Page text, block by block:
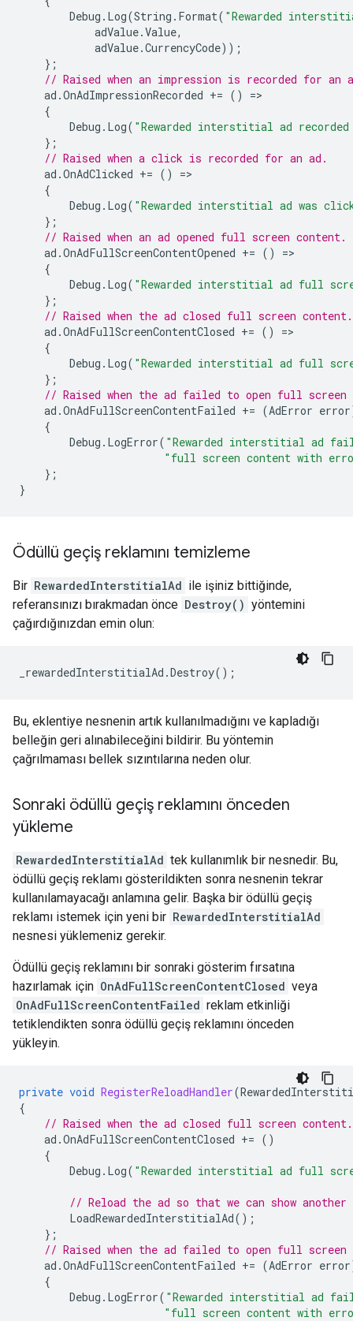
Debug . Log(String . Format( "Rewarded
adValue.Value,
adValue.CurrencyCode));
};
// Raised when an impression is recorded for an
ad .OnAdImpressionRecorded += () =
{
Debug . Log( "Rewarded interstitial ad
};
// Raised when a click is recorded for an ad.
ad .OnAdClicked += () =
{
Debug . Log( "Rewarded interstitial ad was
};
// Raised when an ad opened full screen content.
ad .OnAdFullScreenContentOpened += () =
{
Debug . Log( "Rewarded interstitial ad full
};
// Raised when the ad closed full screen content.
ad .OnAdFullScreenContentClosed += () =
{
Debug . Log( "Rewarded interstitial ad full
};
// Raised when the ad failed to open full screen
ad .OnAdFullScreenContentFailed += (AdError error
{
Debug . LogError( "Rewarded interstitial ad
"full screen content with
};
}
Ödüllü geçiş reklamını temizleme
Bir RewardedInterstitialAd ile işiniz bittiğinde,
referansınızı bırakmadan önce Destroy() yöntemini
çağırdığınızdan emin olun:
_rewardedInterstitialAd .Destroy();
Bu, eklentiye nesnenin artık kullanılmadığını ve kapladığı
belleğin geri alınabileceğini bildirir. Bu yöntemin
çağrılmaması bellek sızıntılarına neden olur.
Sonraki ödüllü geçiş reklamını önceden
yükleme
RewardedInterstitialAd tek kullanımlık bir nesnedir. Bu,
ödüllü geçiş reklamı gösterildikten sonra nesnenin tekrar
kullanılamayacağı anlamına gelir. Başka bir ödüllü geçiş
reklamı istemek için yeni bir RewardedInterstitialAd
nesnesi yüklemeniz gerekir.
Ödüllü geçiş reklamını bir sonraki gösterim fırsatına
hazırlamak için OnAdFullScreenContentClosed veya
OnAdFullScreenContentFailed reklam etkinliği
tetiklendikten sonra ödüllü geçiş reklamını önceden
yükleyin.
private void RegisterReloadHandler(
{
// Raised when the ad closed full screen content.
ad .OnAdFullScreenContentClosed += ()
{
Debug . Log( "Rewarded interstitial ad full
// Reload the ad so that we can show
LoadRewardedInterstitialAd();
};
// Raised when the ad failed to open full screen
ad .OnAdFullScreenContentFailed += (AdError error
{
Debug . LogError( "Rewarded interstitial ad
"full screen content with